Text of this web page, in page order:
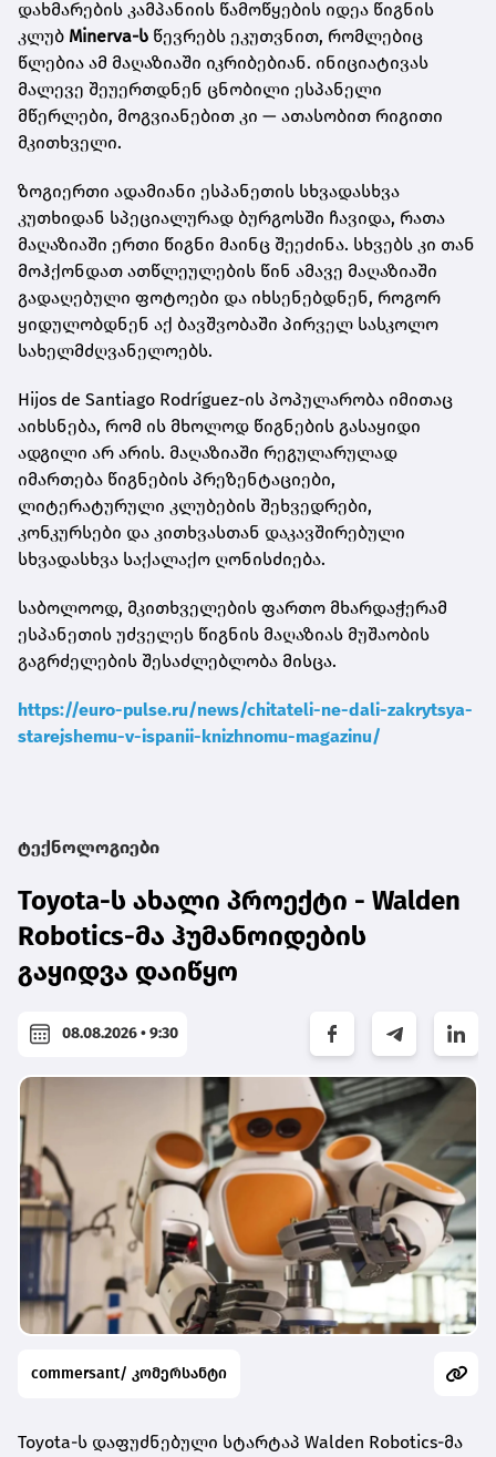
დახმარების კამპანიის წამოწყების იდეა წიგნის
კლუბ Minerva-ს წევრებს ეკუთვნით, რომლებიც
წლებია ამ მაღაზიაში იკრიბებიან. ინიციატივას
მალევე შეუერთდნენ ცნობილი ესპანელი
მწერლები, მოგვიანებით კი — ათასობით რიგითი
მკითხველი.
ზოგიერთი ადამიანი ესპანეთის სხვადასხვა
კუთხიდან სპეციალურად ბურგოსში ჩავიდა, რათა
მაღაზიაში ერთი წიგნი მაინც შეეძინა. სხვებს კი თან
მოჰქონდათ ათწლეულების წინ ამავე მაღაზიაში
გადაღებული ფოტოები და იხსენებდნენ, როგორ
ყიდულობდნენ აქ ბავშვობაში პირველ სასკოლო
სახელმძღვანელოებს.
Hijos de Santiago Rodríguez-ის პოპულარობა იმითაც
აიხსნება, რომ ის მხოლოდ წიგნების გასაყიდი
ადგილი არ არის. მაღაზიაში რეგულარულად
იმართება წიგნების პრეზენტაციები,
ლიტერატურული კლუბების შეხვედრები,
კონკურსები და კითხვასთან დაკავშირებული
სხვადასხვა საქალაქო ღონისძიება.
საბოლოოდ, მკითხველების ფართო მხარდაჭერამ
ესპანეთის უძველეს წიგნის მაღაზიას მუშაობის
გაგრძელების შესაძლებლობა მისცა.
https://euro-pulse.ru/news/chitateli-ne-dali-zakrytsya-
starejshemu-v-ispanii-knizhnomu-magazinu/
ტექნოლოგიები
Toyota-ს ახალი პროექტი - Walden
Robotics-მა ჰუმანოიდების
გაყიდვა დაიწყო
08.08.2026 • 9:30
commersant/ კომერსანტი
Toyota-ს დაფუძნებული სტარტაპ Walden Robotics-მა